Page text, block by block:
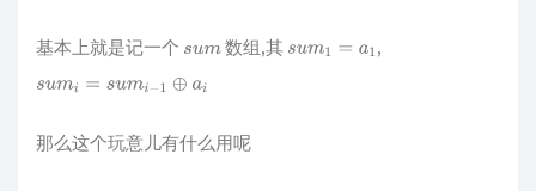
基本上就是记一个 sum 数组,其 sum1= a1
,
sumi= sumi−1⊕ai
那么这个玩意儿有什么用呢